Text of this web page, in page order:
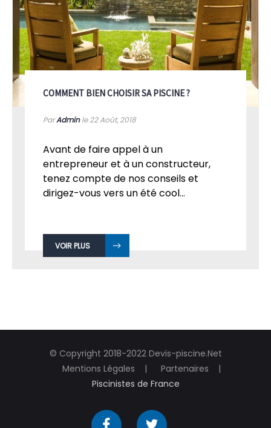
COMMENT BIEN CHOISIR SA PISCINE ?
ParAdminle 22Août, 2018
Avant de faire appel à un
entrepreneur et à un constructeur,
tenez compte de nos conseils et
dirigez-vous vers un été cool...
VOIR PLUS
© Copyright 2018-2022 Devis-piscine.Net
Mentions Légales
Partenaires
Piscinistes de France